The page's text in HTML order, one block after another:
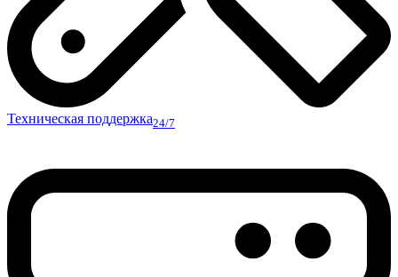
Техническая поддержка24/7